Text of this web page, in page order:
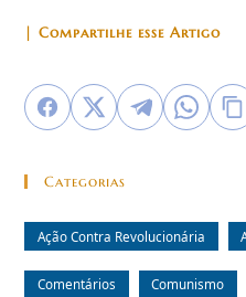
| Compartilhe esse Artigo
Categorias
Ação Contra Revolucionária
Comentários Comunismo